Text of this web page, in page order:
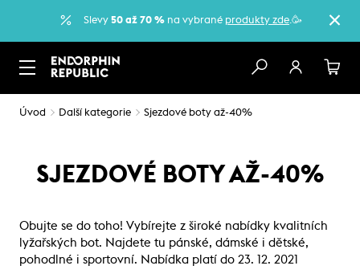
Slevy 50 až 70 % na vybrané produkty zde.🥳
Úvod Další kategorie Sjezdové boty až-40%
SJEZDOVÉ BOTY AŽ-40%
Obujte se do toho! Vybírejte z široké nabídky kvalitních
lyžařských bot. Najdete tu pánské, dámské i dětské,
pohodlné i sportovní. Nabídka platí do 23. 12. 2021